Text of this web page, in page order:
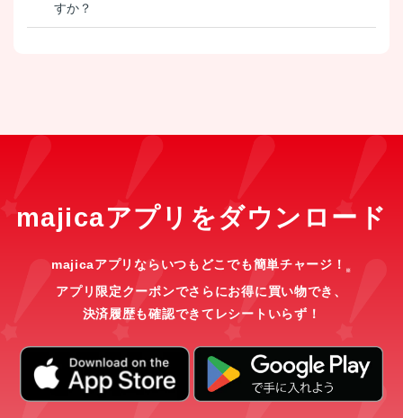
すか？
majicaアプリをダウンロード
majicaアプリならいつもどこでも簡単チャージ！ ※
アプリ限定クーポンでさらにお得に買い物でき、
決済履歴も確認できてレシートいらず！